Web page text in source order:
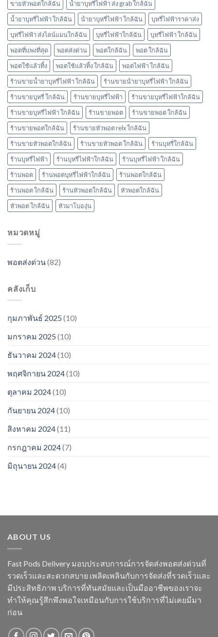
พอต
ใช้
แล้ว
ทิ้ง
marbo
ขายหัวพอตใกล้ฉัน
น้ำยาบุหรี่ไฟฟ้า ส่ง grab ใกล้ฉัน
น้ำยาบุหรี่ไฟฟ้า ใกล้ฉัน
น้ํายาบุหรี่ไฟฟ้า ใกล้ฉัน
บุหรี่ไฟฟ้าราคาส่ง
บุหรี่ไฟฟ้า ส่งไลน์แมนใกล้ฉัน
บุหรี่ไฟฟ้าใกล้ฉัน
บุหรี่ไฟฟ้า ใกล้ฉัน
พอตที่แพงที่สุด
พอตส่งด่วน พอตใกล้ฉัน
พอต ใกล้ฉัน
พอตใช้แล้วทิ้ง
พอตใช้แล้วทิ้ง ใกล้ฉัน
พอตไฟฟ้า ใกล้ฉัน
ร้านขายน้ำยาบุหรี่ไฟฟ้า ใกล้ฉัน
ร้านขายน้ํายาบุหรี่ไฟฟ้า ใกล้ฉัน
ร้านขายบุหรี่ ใกล้ฉัน
ร้านขายบุหรี่ไฟฟ้า
ร้านขายบุหรี่ไฟฟ้าใกล้ฉัน
ร้านขายบุหรี่ไฟฟ้า ใกล้ฉัน
ร้านขายพอต
ร้านขายพอต ใกล้ฉัน
ร้านขายพอตใกล้ฉัน
ร้านขายหัวพอต relx ใกล้ฉัน
ร้านขายหัวพอตใกล้ฉัน
ร้านขายหัวพอต ใกล้ฉัน
ร้านบุหรี่ใกล้ฉัน
ร้านบุหรี่ไฟฟ้า
ร้านบุหรี่ไฟฟ้าใกล้ฉัน
ร้านบุหรี่ไฟฟ้า ใกล้ฉัน
ร้านพอต
ร้านพอตบุหรี่ไฟฟ้าใกล้ฉัน
ร้านพอตใกล้ฉัน
ร้านพอต ใกล้ฉัน
ร้านหัวพอตใกล้ฉัน
หัวพอตใกล้ฉัน
หัวพอต ใกล้ฉัน
หัวมาโบองุ่น
หมวดหมู่
พอตส่งด่วน(82)
คลังเก็บ
กุมภาพันธ์ 2025 (10)
มกราคม 2025 (10)
ธันวาคม 2024(10)
พฤศจิกายน 2024(10)
ตุลาคม 2024(10)
กันยายน 2024(10)
สิงหาคม 2024(11)
กรกฎาคม 2024(7)
มิถุนายน 2024(4)
ABOUT US
Fast Pods Delivery มอบประสบการณ์การจัดส่งพอตส่งด่วนที่
รวดเร็วและสะดวกสบาย เพลิดเพลินกับการจัดส่งที่รวดเร็วและ
มีประสิทธิภาพ บริการที่ทันสมัยและเป็นมืออาชีพของเราจะ
ทำให้คุณรู้สึกพึงพอใจเหมือนกับการใช้บริการที่ไม่เคยมีมา
ก่อน